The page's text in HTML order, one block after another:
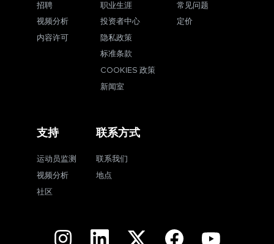
招聘
视频分析
内容许可
职业生涯
投资者中心
隐私政策
标准条款
COOKIES 政策
新闻室
常见问题
定价
支持
运动员监测
视频分析
社区
联系方式
联系我们
地点